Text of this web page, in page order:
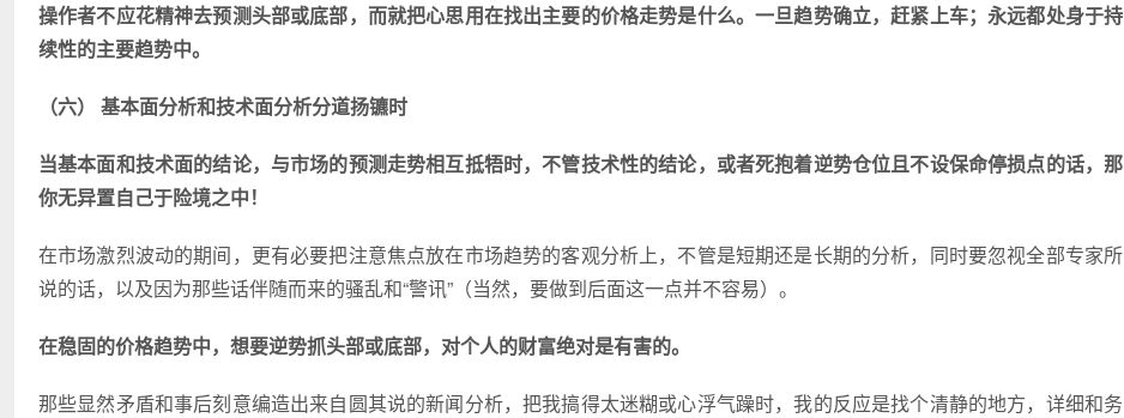
操作者不应花精神去预测头部或底部，而就把心思用在找出主要的价格走势是什么。一旦趋势确立，赶紧上车；永远都处身于持
续性的主要趋势中。
（六） 基本面分析和技术面分析分道扬镳时
当基本面和技术面的结论，与市场的预测走势相互抵牾时，不管技术性的结论，或者死抱着逆势仓位且不设保命停损点的话，那
你无异置自己于险境之中！
在市场激烈波动的期间，更有必要把注意焦点放在市场趋势的客观分析上，不管是短期还是长期的分析，同时要忽视全部专家所
说的话，以及因为那些话伴随而来的骚乱和“警讯”（当然，要做到后面这一点并不容易）。
在稳固的价格趋势中，想要逆势抓头部或底部，对个人的财富绝对是有害的。
那些显然矛盾和事后刻意编造出来自圆其说的新闻分析，把我搞得太迷糊或心浮气躁时，我的反应是找个清静的地方，详细和务